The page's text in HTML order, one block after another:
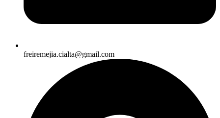
freiremejia.cialta@gmail.com